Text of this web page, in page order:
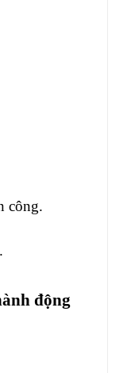
công.
động